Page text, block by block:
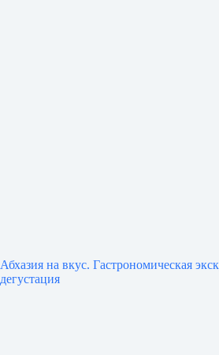
Абхазия на вкус. Гастрономическая
дегустация